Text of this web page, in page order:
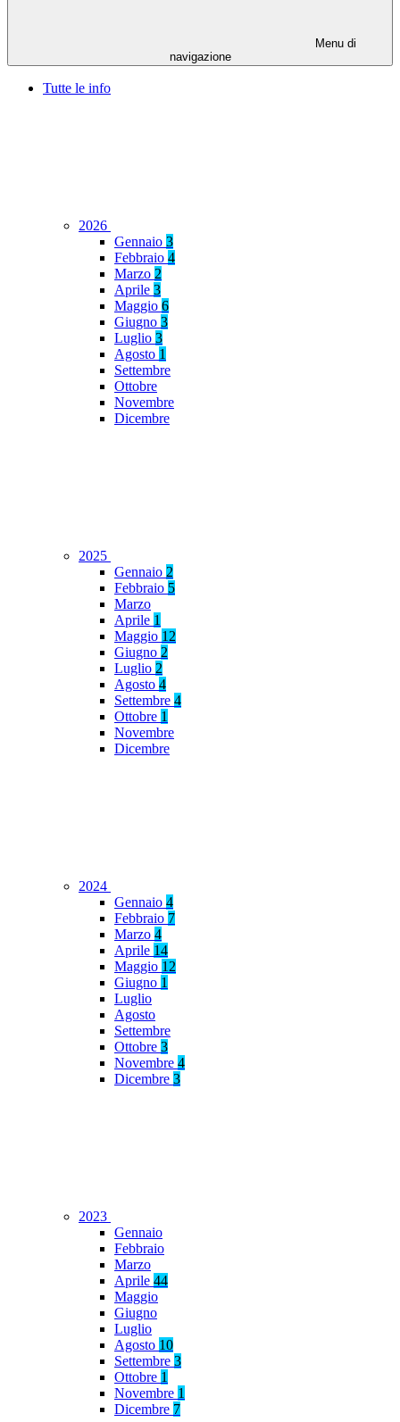
Menu di
navigazione
Tutte le info
2026
Gennaio 3
Febbraio 4
Marzo 2
Aprile 3
Maggio 6
Giugno 3
Luglio 3
Agosto 1
Settembre
Ottobre
Novembre
Dicembre
2025
Gennaio 2
Febbraio 5
Marzo
Aprile 1
Maggio 12
Giugno 2
Luglio 2
Agosto 4
Settembre 4
Ottobre 1
Novembre
Dicembre
2024
Gennaio 4
Febbraio 7
Marzo 4
Aprile 14
Maggio 12
Giugno 1
Luglio
Agosto
Settembre
Ottobre 3
Novembre 4
Dicembre 3
2023
Gennaio
Febbraio
Marzo
Aprile 44
Maggio
Giugno
Luglio
Agosto 10
Settembre 3
Ottobre 1
Novembre 1
Dicembre 7